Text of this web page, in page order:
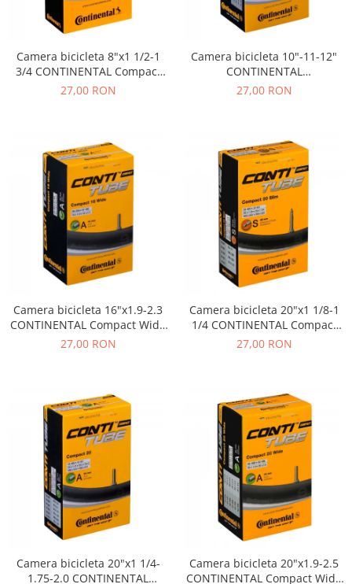
Camera bicicleta 8"x1 1/2-1
3/4 CONTINENTAL Compact
(54-110), valva DV26
27,00 RON
Camera bicicleta 10"-11-12"
CONTINENTAL
Compact(44/62-194/222) 10"x1
27,00 RON
Camera bicicleta 16"x1.9-2.3
CONTINENTAL Compact Wide
(32/47-305/349), valva A34
27,00 RON
Camera bicicleta 20"x1 1/8-1
1/4 CONTINENTAL Compact
Slim (28/32-406/451), valva
27,00 RON
Camera bicicleta 20"x1 1/4-
1.75-2.0 CONTINENTAL
Camera bicicleta 20"x1.9-2.5
CONTINENTAL Compact Wide